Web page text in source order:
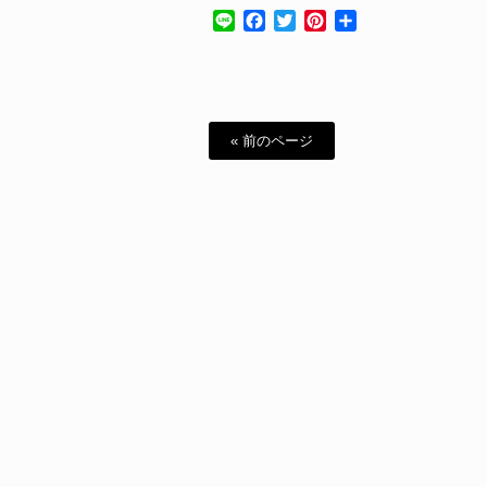
Line Facebook
TwitterPinterest
« 前のページ